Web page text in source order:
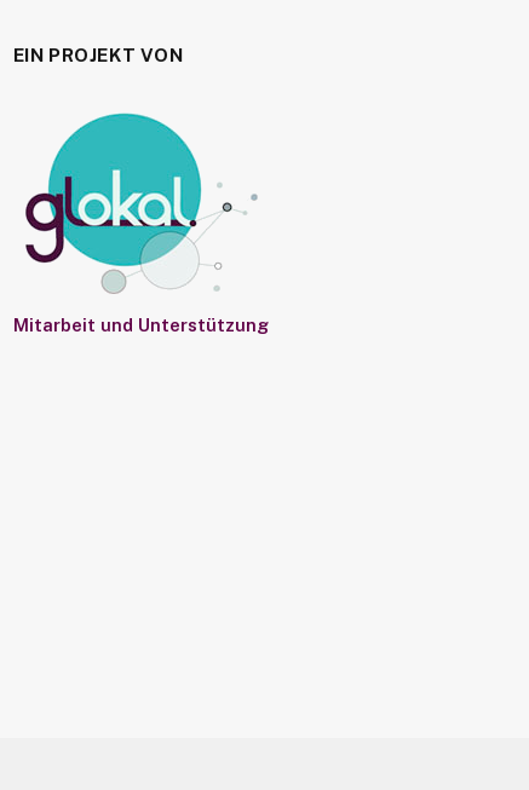
EIN PROJEKT VON
Mitarbeit und Unterstützung